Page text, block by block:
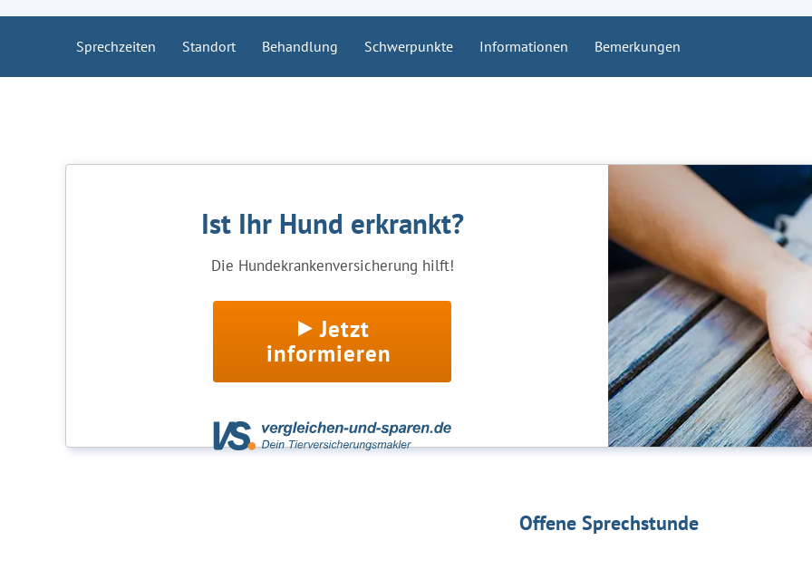
Sprechzeiten Standort Behandlung Schwerpunkte Informationen Bemerkungen
Ist Ihr Hund erkrankt?
Die Hundekrankenversicherung hilft!
Jetzt
informieren
Offene Sprechstunde